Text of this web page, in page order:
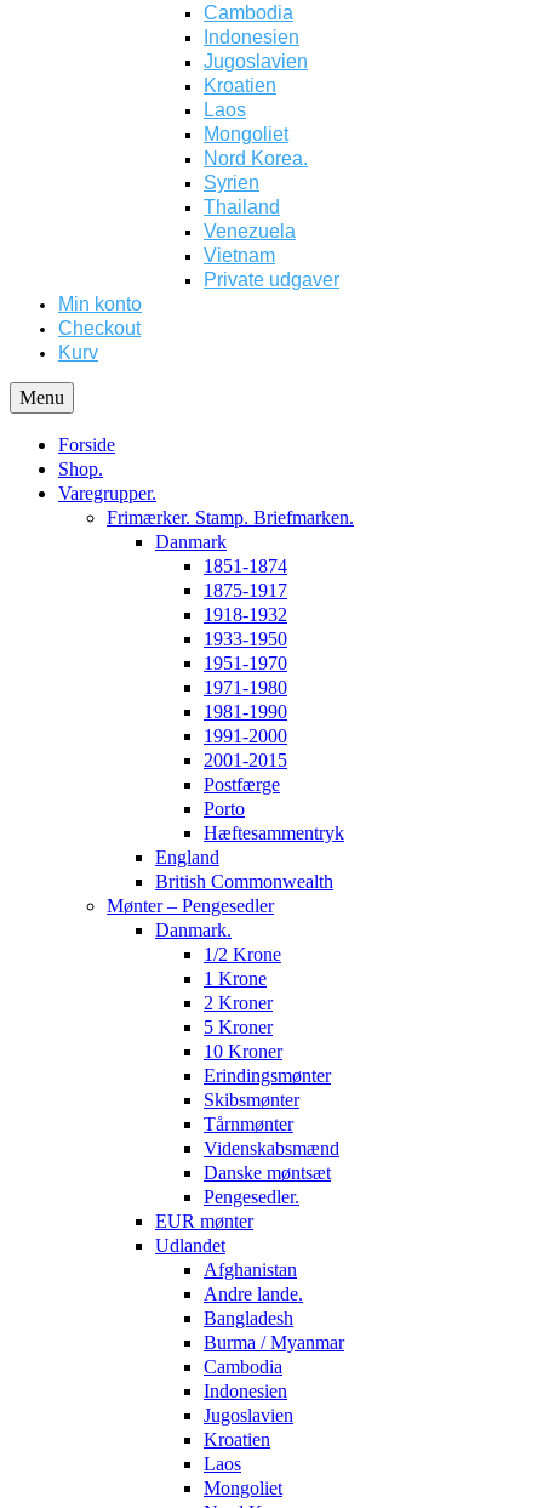
Cambodia
Indonesien
Jugoslavien
Kroatien
Laos
Mongoliet
Nord Korea.
Syrien
Thailand
Venezuela
Vietnam
Private udgaver
Min konto
Checkout
Kurv
Menu
Forside
Shop.
Varegrupper.
Frimærker. Stamp. Briefmarken.
Danmark
1851-1874
1875-1917
1918-1932
1933-1950
1951-1970
1971-1980
1981-1990
1991-2000
2001-2015
Postfærge
Porto
Hæftesammentryk
England
British Commonwealth
Mønter – Pengesedler
Danmark.
1/2 Krone
1 Krone
2 Kroner
5 Kroner
10 Kroner
Erindingsmønter
Skibsmønter
Tårnmønter
Videnskabsmænd
Danske møntsæt
Pengesedler.
EUR mønter
Udlandet
Afghanistan
Andre lande.
Bangladesh
Burma / Myanmar
Cambodia
Indonesien
Jugoslavien
Kroatien
Laos
Mongoliet